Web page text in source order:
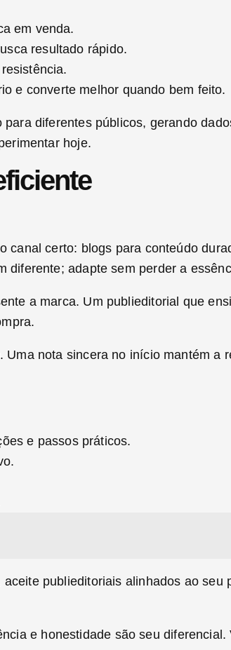
em venda.
resultado rápido.
e converte melhor quando bem feito.
diferentes públicos, gerando
hoje.
certo: blogs para conteúdo
diferente; adapte sem perder a
a marca. Um publieditorial que
nota sincera no início mantém a
e passos práticos.
publieditoriais alinhados ao
e honestidade são seu diferencial.